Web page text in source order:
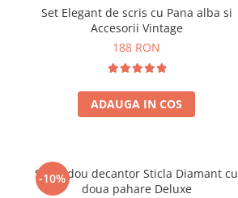
Set Elegant de scris cu Pana alba si
Accesorii Vintage
188 RON
ADAUGA IN COS
-10%
Set cadou decantor Sticla Diamant cu
doua pahare Deluxe